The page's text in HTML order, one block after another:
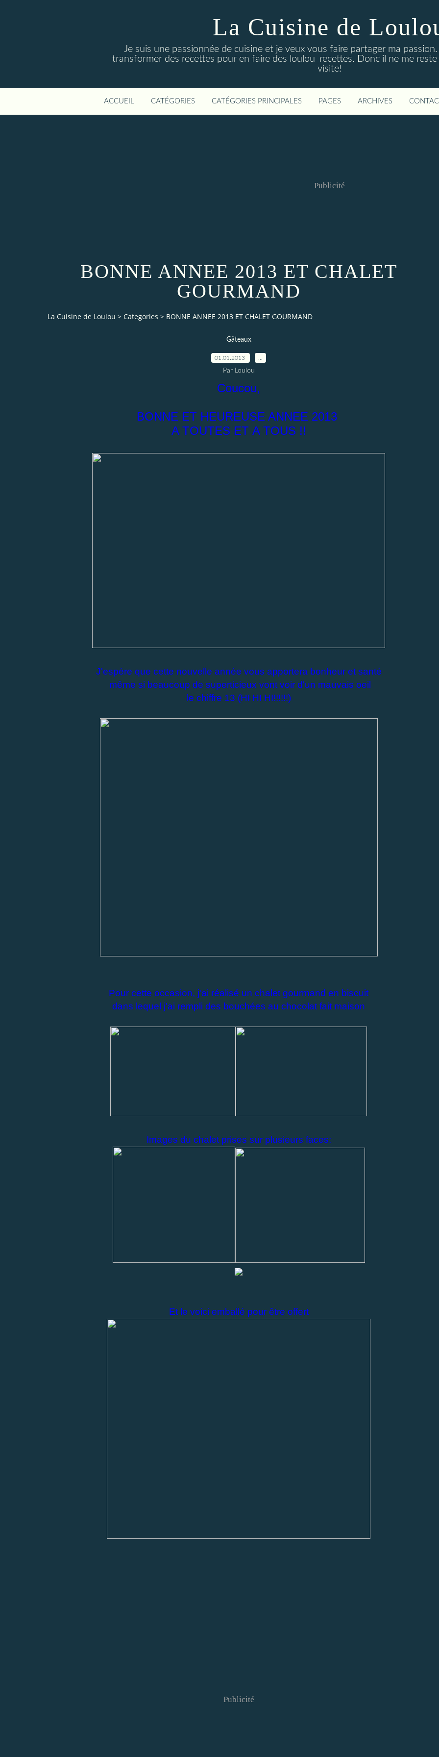
La Cuisine de
Je suis une passionnée de cuisine et je veux vous faire partager ma
transformer des recettes pour en faire des loulou_recettes. Donc il ne me
visite!
ACCUEIL CATÉGORIES CATÉGORIES PRINCIPALES PAGES ARCHIVES
Publicité
BONNE ANNEE 2013 ET CHALET
GOURMAND
La Cuisine de Loulou > Categories > BONNE ANNEE 2013 ET CHALET GOURMAND
Gâteaux
01.01.2013
Par Loulou
Coucou,
BONNE ET HEUREUSE ANNEE 2013
A TOUTES ET A TOUS !!
J'espère que cette nouvelle année vous apportera bonheur et santé
même si beaucoup de superticieux vont voir d'un mauvais oeil
le chiffre 13 (HI HI HI!!!!!!)
Pour cette occasion, j'ai réalisé un chalet gourmand en biscuit
dans lequel j'ai rempli des bouchées au chocolat fait maison
Images du chalet prises sur plusieurs faces:
Et le voici emballé pour être offert
Publicité